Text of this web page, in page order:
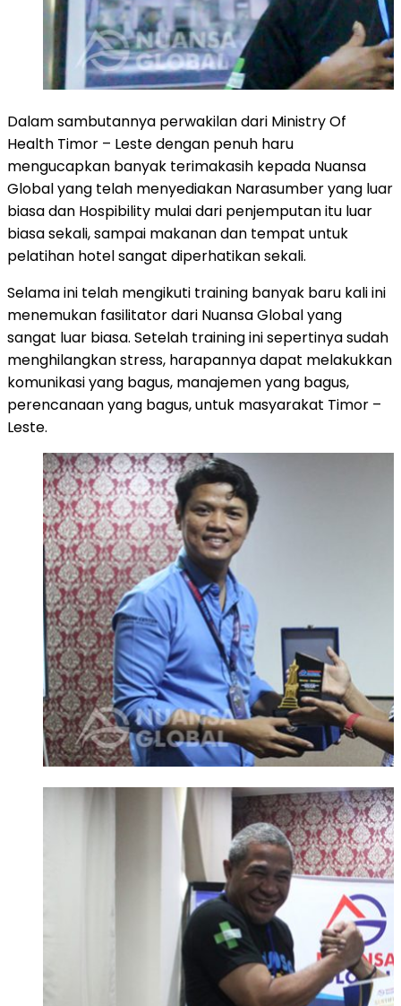
Dalam sambutannya perwakilan dari Ministry Of
Health Timor – Leste dengan penuh haru
mengucapkan banyak terimakasih kepada Nuansa
Global yang telah menyediakan Narasumber yang luar
biasa dan Hospibility mulai dari penjemputan itu luar
biasa sekali, sampai makanan dan tempat untuk
pelatihan hotel sangat diperhatikan sekali.
Selama ini telah mengikuti training banyak baru kali ini
menemukan fasilitator dari Nuansa Global yang
sangat luar biasa. Setelah training ini sepertinya sudah
menghilangkan stress, harapannya dapat melakukkan
komunikasi yang bagus, manajemen yang bagus,
perencanaan yang bagus, untuk masyarakat Timor –
Leste.